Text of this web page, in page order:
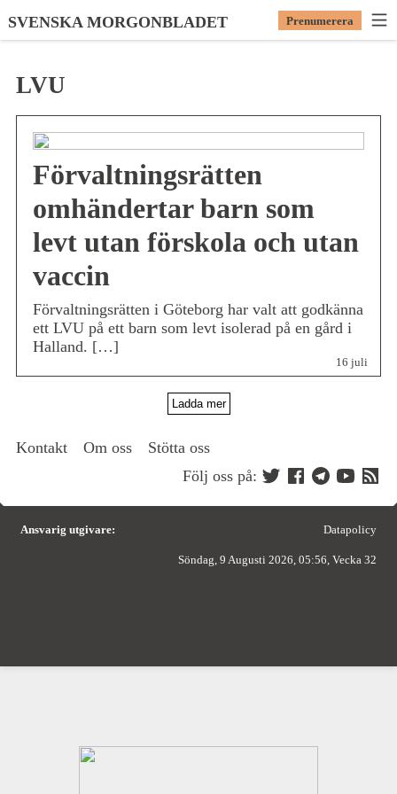
SVENSKA MORGONBLADET Prenumerera
LVU
Förvaltningsrätten
omhändertar barn som
levt utan förskola och utan
vaccin
Förvaltningsrätten i Göteborg har valt att godkänna
ett LVU på ett barn som levt isolerad på en gård i
Halland. […]
16 juli
Ladda mer
Kontakt Om oss
Stötta oss
Följ oss på:
Ansvarig utgivare: Datapolicy
Söndag, 9 Augusti 2026, 05:56, Vecka 32